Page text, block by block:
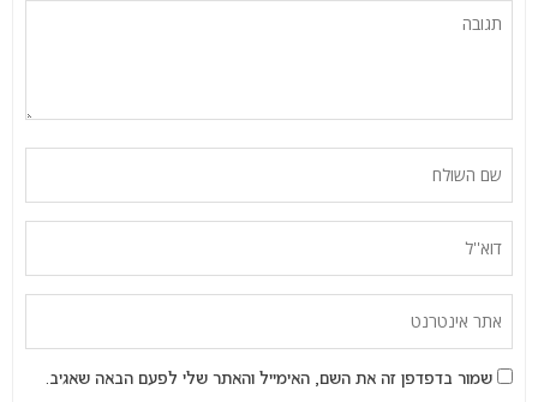
שמור בדפדפן זה את השם, האימייל והאתר שלי לפעם הבאה שאגיב.